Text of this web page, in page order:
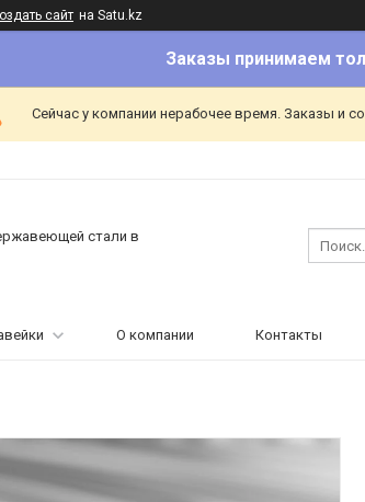
сайт на Satu.kz
Заказы принимаем
Сейчас у компании нерабочее время. Заказы и
стали в
О компании Контакты